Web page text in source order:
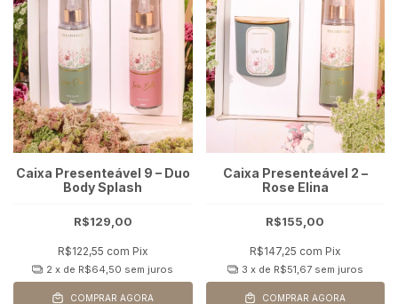
Caixa Presenteável 9 – Duo
Body Splash
R$129,00
R$122,55 com Pix
2 x de R$64,50 sem juros
COMPRAR AGORA
Caixa Presenteável 2 –
Rose Elina
R$155,00
R$147,25 com Pix
3 x de R$51,67 sem juros
COMPRAR AGORA